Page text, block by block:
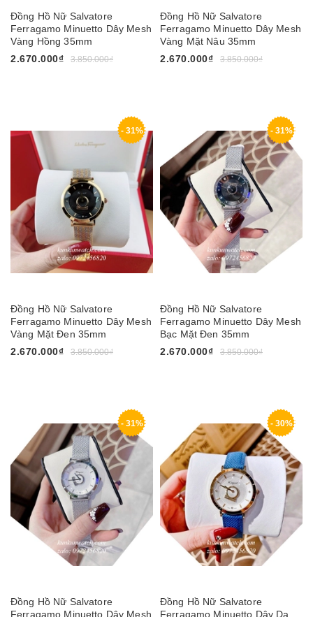
Đồng Hồ Nữ Salvatore
Ferragamo Minuetto Dây Mesh
Vàng Hồng 35mm
2.670.000₫
3.850.000₫
Đồng Hồ Nữ Salvatore
Ferragamo Minuetto Dây Mesh
Vàng Mặt Nâu 35mm
2.670.000₫
3.850.000₫
- 31%
Đồng Hồ Nữ Salvatore
Ferragamo Minuetto Dây Mesh
Vàng Mặt Đen 35mm
2.670.000₫
3.850.000₫
- 31%
Đồng Hồ Nữ Salvatore
Ferragamo Minuetto Dây Mesh
Bạc Mặt Đen 35mm
2.670.000₫
3.850.000₫
- 31%
Đồng Hồ Nữ Salvatore
Ferragamo Minuetto Dây Mesh
- 30%
Đồng Hồ Nữ Salvatore
Ferragamo Minuetto Dây Da